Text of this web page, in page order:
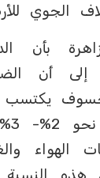
الجوي
بأن
إلى أن
الهواء
هذه